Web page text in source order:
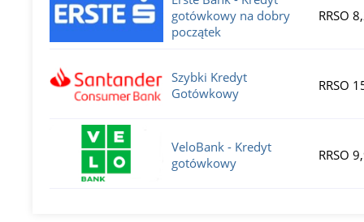
gotówkowy na dobry
początek
RRSO
Szybki Kredyt
Gotówkowy
RRSO
VeloBank - Kredyt
gotówkowy
RRSO